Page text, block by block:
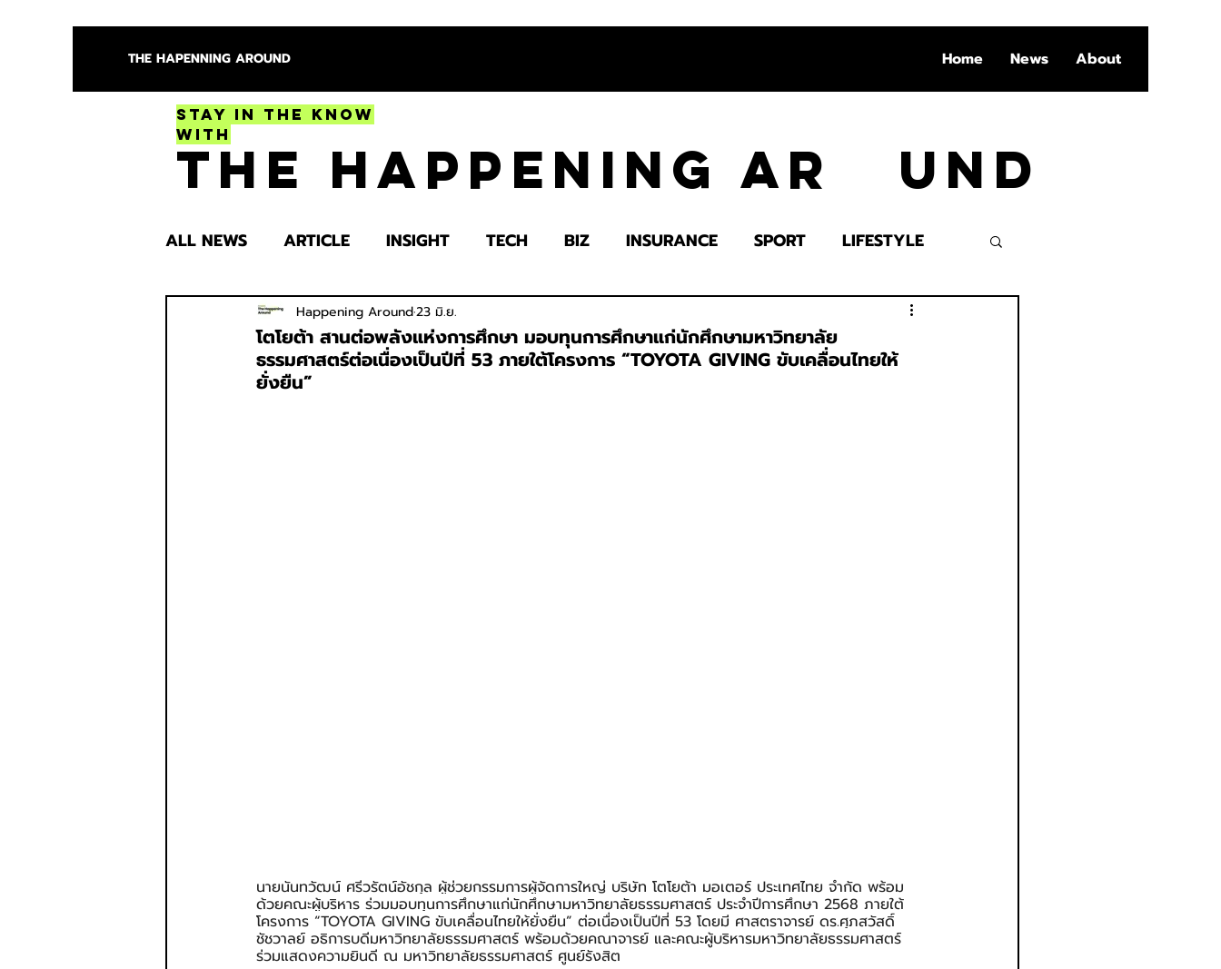
THE HAPENNING AROUND Home News About
Stay in the Know
With
The Happening Ar und
ALL NEWS ARTICLE INSIGHT TECH BIZ INSURANCE SPORT LIFESTYLE
ENTERTAINMENT HEALTH
SPOTLIGHT TRY
โตโยต้า สานต่อพลังแห่งการศึกษา มอบทุนการศึกษาแก่นักศึกษามหาวิทยาลัย
ธรรมศาสตร์ต่อเนื่องเป็นปีที่ 53 ภายใต้โครงการ “TOYOTA GIVING ขับเคลื่อนไทยให้
ยั่งยืน”
Happening Around23 มิ.ย.
นายนันทวัฒน์ ศรีวรัตน์อัชกุล ผู้ช่วยกรรมการผู้จัดการใหญ่ บริษัท โตโยต้า มอเตอร์ ประเทศไทย จำกัด พร้อม
ด้วยคณะผู้บริหาร ร่วมมอบทุนการศึกษาแก่นักศึกษามหาวิทยาลัยธรรมศาสตร์ ประจำปีการศึกษา 2568 ภายใต้
โครงการ “TOYOTA GIVING ขับเคลื่อนไทยให้ยั่งยืน” ต่อเนื่องเป็นปีที่ 53 โดยมี ศาสตราจารย์ ดร.ศุภสวัสดิ์
ชัชวาลย์ อธิการบดีมหาวิทยาลัยธรรมศาสตร์ พร้อมด้วยคณาจารย์ และคณะผู้บริหารมหาวิทยาลัยธรรมศาสตร์
ร่วมแสดงความยินดี ณ มหาวิทยาลัยธรรมศาสตร์ ศูนย์รังสิต